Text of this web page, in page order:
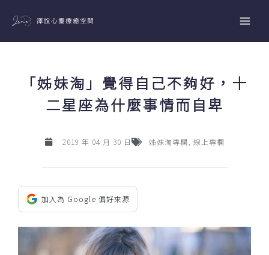
主
「姊妹淘」覺得自己不夠好，十
二星座為什麼事情而自卑
2019 年 04 月 30 日 姊妹淘專欄 線上專欄
加入為 Google 偏好來源